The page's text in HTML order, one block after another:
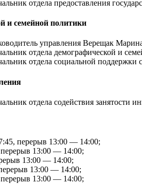
отдела предоставления
и семейной политики
управления Верещак
отдела демографической и
отдела социальной поддержки
отдела содействия занятости
перерыв 13:00 — 14:00;
13:00 — 14:00;
13:00 — 14:00;
13:00 — 14:00;
13:00 — 14:00;